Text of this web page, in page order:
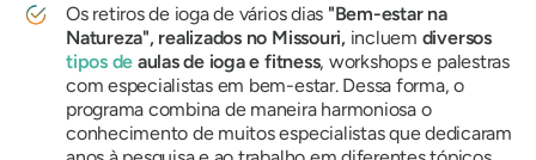
Os retiros de ioga de vários dias "Bem-estar na
Natureza", realizados no Missouri, incluem diversos
tipos de aulas de ioga e fitness, workshops e palestras
com especialistas em bem-estar. Dessa forma, o
programa combina de maneira harmoniosa o
conhecimento de muitos especialistas que dedicaram